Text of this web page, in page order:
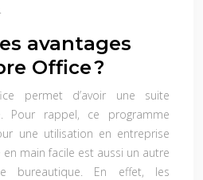
avantages
Office ?
permet d’avoir une suite
Pour rappel, ce programme
une utilisation en entreprise
en main facile est aussi un autre
bureautique. En effet, les